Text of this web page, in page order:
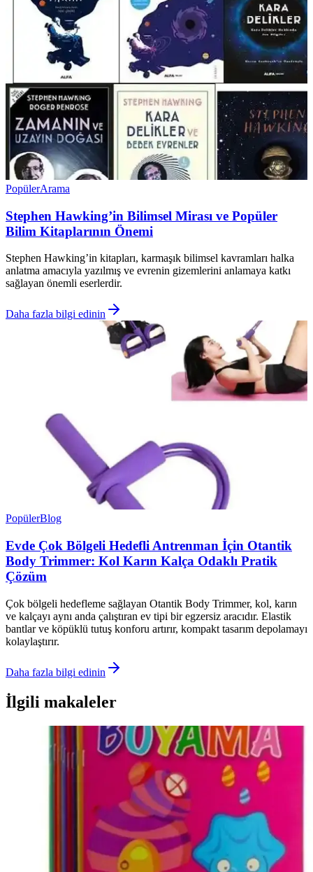
PopülerArama
Stephen Hawking’in Bilimsel Mirası ve Popüler
Bilim Kitaplarının Önemi
Stephen Hawking’in kitapları, karmaşık bilimsel kavramları halka
anlatma amacıyla yazılmış ve evrenin gizemlerini anlamaya katkı
sağlayan önemli eserlerdir.
Daha fazla bilgi edinin
PopülerBlog
Evde Çok Bölgeli Hedefli Antrenman İçin Otantik
Body Trimmer: Kol Karın Kalça Odaklı Pratik
Çözüm
Çok bölgeli hedefleme sağlayan Otantik Body Trimmer, kol, karın
ve kalçayı aynı anda çalıştıran ev tipi bir egzersiz aracıdır. Elastik
bantlar ve köpüklü tutuş konforu artırır, kompakt tasarım depolamayı
kolaylaştırır.
Daha fazla bilgi edinin
İlgili makaleler